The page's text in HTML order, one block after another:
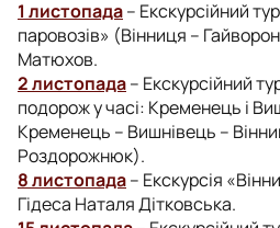
1 листопада– Екскурсійний
паровозів» (Вінниця –
Матюхов.
2 листопада– Екскурсійний
подорож у часі: Кременець і
Кременець – Вишнівець –
Роздорожнюк).
8 листопада– Екскурсія
Гідеса Наталя Дітковська.